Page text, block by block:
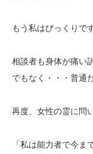
もう私はびっくりで
相談者も身体が痛い
でもなく・・・普通
再度、女性の霊に問
「私は能力者で今